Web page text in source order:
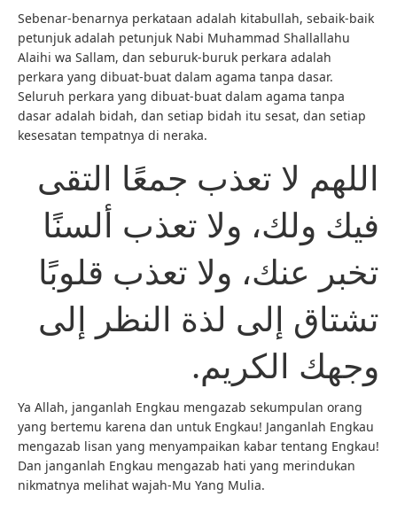
Sebenar-benarnya perkataan adalah kitabullah, sebaik-baik
petunjuk adalah petunjuk Nabi Muhammad Shallallahu
Alaihi wa Sallam, dan seburuk-buruk perkara adalah
perkara yang dibuat-buat dalam agama tanpa dasar.
Seluruh perkara yang dibuat-buat dalam agama tanpa
dasar adalah bidah, dan setiap bidah itu sesat, dan setiap
kesesatan tempatnya di neraka.
اللهم لا تعذب جمعًا التقى
فيك ولك، ولا تعذب ألسنًا
تخبر عنك، ولا تعذب قلوبًا
تشتاق إلى لذة النظر إلى
وجهك الكريم.
Ya Allah, janganlah Engkau mengazab sekumpulan orang
yang bertemu karena dan untuk Engkau! Janganlah Engkau
mengazab lisan yang menyampaikan kabar tentang Engkau!
Dan janganlah Engkau mengazab hati yang merindukan
nikmatnya melihat wajah-Mu Yang Mulia.